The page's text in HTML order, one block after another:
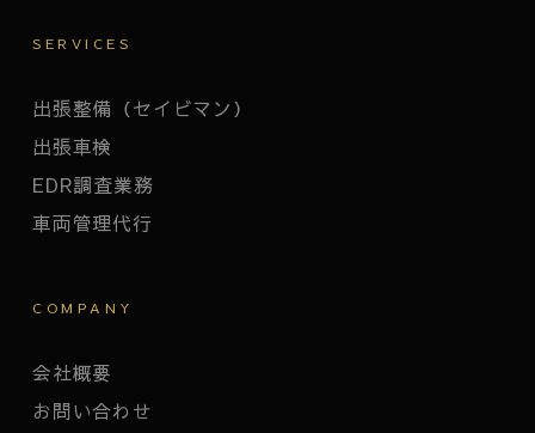
SERVICES
出張整備（セイビマン）
出張車検
EDR調査業務
車両管理代行
COMPANY
会社概要
お問い合わせ